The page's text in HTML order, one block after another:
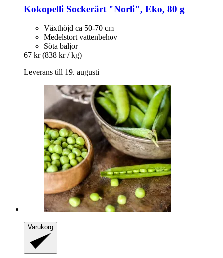
Kokopelli Sockerärt "Norli", Eko, 80 g
Växthöjd ca 50-70 cm
Medelstort vattenbehov
Söta baljor
67 kr (838 kr / kg)
Leverans till 19. augusti
Varukorg